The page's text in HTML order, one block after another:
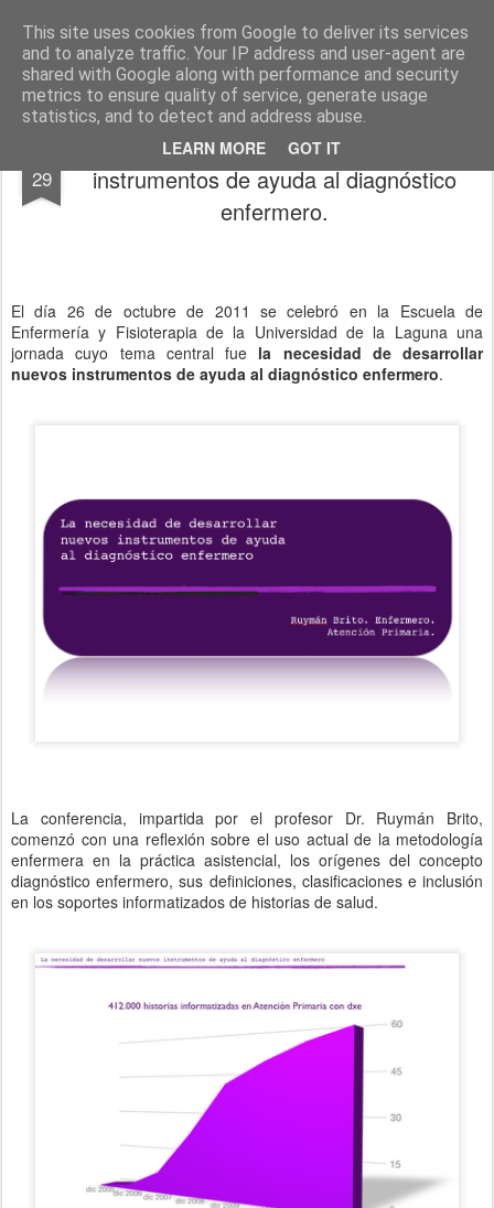
This site uses cookies from Google to deliver its services
and to analyze traffic. Your IP address and user-agent are
shared with Google along with performance and security
metrics to ensure quality of service, generate usage
statistics, and to detect and address abuse.
LEARN MORE GOT IT
El diagnóstico enfermero La Cuidadología es la ciencia del cuidado
Pages
29
La necesidad de desarrollar nuevos
instrumentos de ayuda al diagnóstico
enfermero.
El día 26 de octubre de 2011 se celebró en la Escuela de
Enfermería y Fisioterapia de la Universidad de la Laguna una
jornada cuyo tema central fue la necesidad de desarrollar
nuevos instrumentos de ayuda al diagnóstico enfermero.
La conferencia, impartida por el profesor Dr. Ruymán Brito,
comenzó con una reflexión sobre el uso actual de la metodología
enfermera en la práctica asistencial, los orígenes del concepto
diagnóstico enfermero, sus definiciones, clasificaciones e inclusión
en los soportes informatizados de historias de salud.